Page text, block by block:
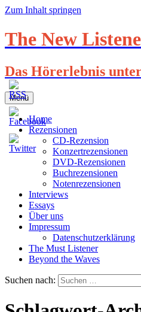
Zum Inhalt springen
The New
Das Hörerlebnis
Menü
Home
Rezensionen
CD-Rezension
Konzertrezensionen
DVD-Rezensionen
Buchrezensionen
Notenrezensionen
Interviews
Essays
Über uns
Impressum
Datenschutzerklärung
The Must Listener
Beyond the Waves
Suchen nach: